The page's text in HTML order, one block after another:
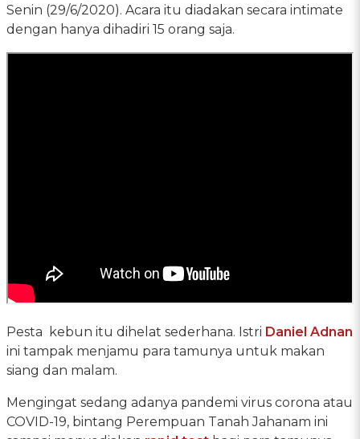
Senin (29/6/2020). Acara itu diadakan secara intimate
dengan hanya dihadiri 15 orang saja.
Pesta kebun itu dihelat sederhana. Istri Daniel Adnan
ini tampak menjamu para tamunya untuk makan
siang dan malam.
Mengingat sedang adanya pandemi virus corona atau
COVID-19, bintang Perempuan Tanah Jahanam ini